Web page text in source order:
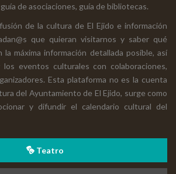
de asociaciones, guía de bibliotecas.
de la cultura de El Ejido e información
que quieran visitarnos y saber qué
la máxima información detallada posible, así
los eventos culturales con colaboraciones,
Esta plataforma no es la cuenta
del Ayuntamiento de El Ejido, surge como
y difundir el calendario cultural del
Teatro